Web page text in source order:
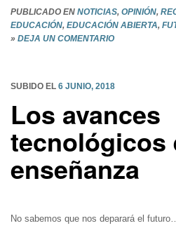
PUBLICADO EN NOTICIAS, OPINIÓN,
EDUCACIÓN, EDUCACIÓN ABIERTA,
» DEJA UN COMENTARIO
SUBIDO EL 6 JUNIO, 2018
Los avances
tecnológicos
enseñanza
No sabemos que nos deparará el